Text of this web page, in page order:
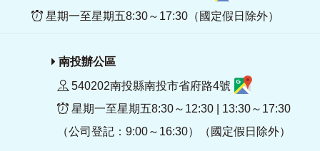
星期一至星期五8:30～17:30（國定假日除外）
南投辦公區
540202南投縣南投市省府路4號
星期一至星期五8:30～12:30 | 13:30～17:30
（公司登記：9:00～16:30）（國定假日除外）